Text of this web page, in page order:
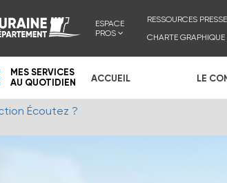
ESPACE
PROS
RESSOURCES PRESSE
CHARTE
MES SERVICES
AU QUOTIDIEN
ACCUEIL LE
Écoutez ?